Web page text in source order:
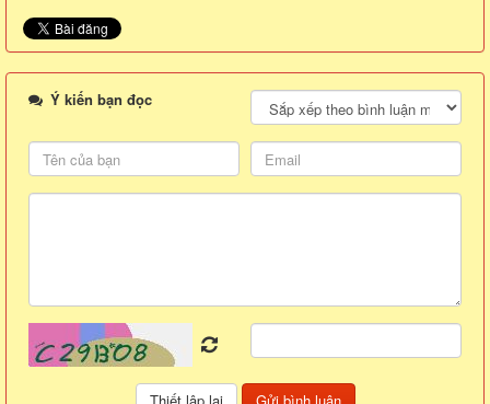
Ý kiến bạn đọc